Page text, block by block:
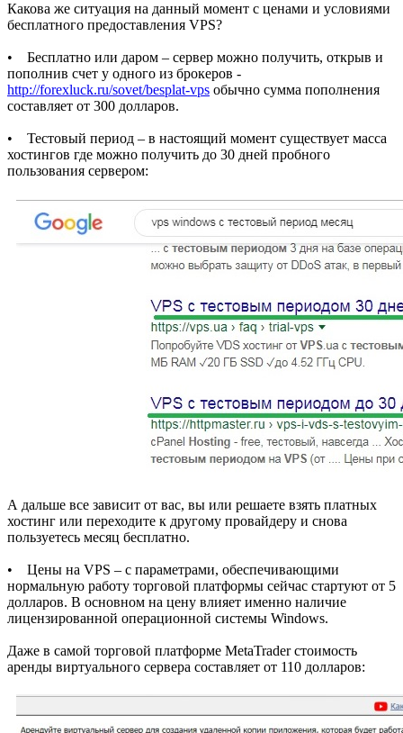
Какова же ситуация на данный момент с ценами и условиями
бесплатного предоставления VPS?
• Бесплатно или даром – сервер можно получить, открыв и
пополнив счет у одного из брокеров -
http://forexluck.ru/sovet/besplat-vps обычно сумма пополнения
составляет от 300 долларов.
• Тестовый период – в настоящий момент существует масса
хостингов где можно получить до 30 дней пробного
пользования сервером:
А дальше все зависит от вас, вы или решаете взять платных
хостинг или переходите к другому провайдеру и снова
пользуетесь месяц бесплатно.
• Цены на VPS – с параметрами, обеспечивающими
нормальную работу торговой платформы сейчас стартуют от 5
долларов. В основном на цену влияет именно наличие
лицензированной операционной системы Windows.
Даже в самой торговой платформе MetaTrader стоимость
аренды виртуального сервера составляет от 110 долларов: